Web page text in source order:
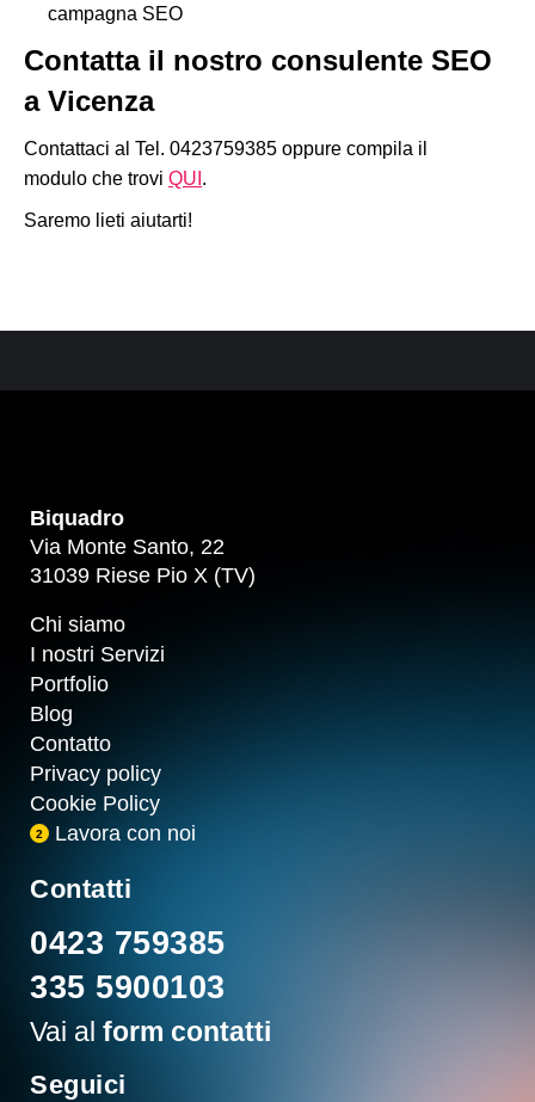
campagna SEO
Contatta il nostro consulente SEO
a Vicenza
Contattaci al Tel. 0423759385 oppure compila il
modulo che trovi QUI .
Saremo lieti aiutarti!
Biquadro
Via Monte Santo, 22
31039 Riese Pio X (TV)
Chi siamo
I nostri Servizi
Portfolio
Blog
Contatto
Privacy policy
Cookie Policy
2 Lavora con noi
Contatti
0423 759385
335 5900103
Vai al form contatti
Seguici